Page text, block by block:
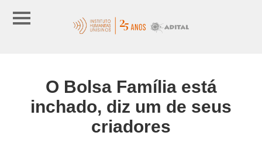
O Bolsa Família está
inchado, diz um de seus
criadores